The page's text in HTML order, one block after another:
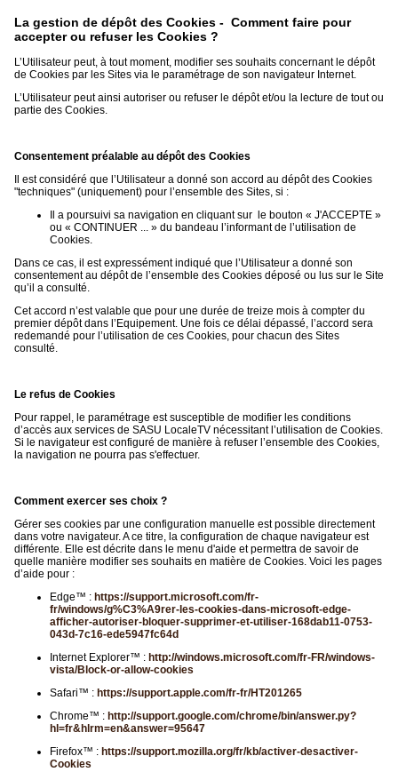
La gestion de dépôt des Cookies - Comment faire pour
accepter ou refuser les Cookies ?
L’Utilisateur peut, à tout moment, modifier ses souhaits concernant le dépôt
de Cookies par les Sites via le paramétrage de son navigateur Internet.
L’Utilisateur peut ainsi autoriser ou refuser le dépôt et/ou la lecture de tout ou
partie des Cookies.
Consentement préalable au dépôt des Cookies
Il est considéré que l’Utilisateur a donné son accord au dépôt des Cookies
"techniques" (uniquement) pour l’ensemble des Sites, si :
Il a poursuivi sa navigation en cliquant sur le bouton « J'ACCEPTE »
ou « CONTINUER ... » du bandeau l’informant de l’utilisation de
Cookies.
Dans ce cas, il est expressément indiqué que l’Utilisateur a donné son
consentement au dépôt de l’ensemble des Cookies déposé ou lus sur le Site
qu’il a consulté.
Cet accord n’est valable que pour une durée de treize mois à compter du
premier dépôt dans l’Equipement. Une fois ce délai dépassé, l’accord sera
redemandé pour l’utilisation de ces Cookies, pour chacun des Sites
consulté.
Le refus de Cookies
Pour rappel, le paramétrage est susceptible de modifier les conditions
d’accès aux services de SASU LocaleTV nécessitant l’utilisation de Cookies.
Si le navigateur est configuré de manière à refuser l’ensemble des Cookies,
la navigation ne pourra pas s'effectuer.
Comment exercer ses choix ?
Gérer ses cookies par une configuration manuelle est possible directement
dans votre navigateur. A ce titre, la configuration de chaque navigateur est
différente. Elle est décrite dans le menu d'aide et permettra de savoir de
quelle manière modifier ses souhaits en matière de Cookies. Voici les pages
d’aide pour :
Edge™ : https://support.microsoft.com/fr-
fr/windows/g%C3%A9rer-les-cookies-dans-microsoft-edge-
afficher-autoriser-bloquer-supprimer-et-utiliser-168dab11-0753-
043d-7c16-ede5947fc64d
Internet Explorer™ : http://windows.microsoft.com/fr-FR/windows-
vista/Block-or-allow-cookies
Safari™ : https://support.apple.com/fr-fr/HT201265
Chrome™ : http://support.google.com/chrome/bin/answer.py?
hl=fr&hlrm=en&answer=95647
Firefox™ : https://support.mozilla.org/fr/kb/activer-desactiver-
Cookies